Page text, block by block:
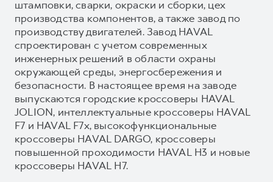
штамповки, сварки, окраски и сборки, цех
производства компонентов, а также завод по
производству двигателей. Завод HAVAL
спроектирован с учетом современных
инженерных решений в области охраны
окружающей среды, энергосбережения и
безопасности. В настоящее время на заводе
выпускаются городские кроссоверы HAVAL
JOLION, интеллектуальные кроссоверы HAVAL
F7 и HAVAL F7x, высокофункциональные
кроссоверы HAVAL DARGO, кроссоверы
повышенной проходимости HAVAL H3 и новые
кроссоверы HAVAL H7.